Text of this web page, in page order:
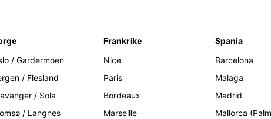
/ Gardermoen
/ Flesland
/ Sola
/ Langnes
Frankrike
Nice
Paris
Bordeaux
Marseille
Spania
Barcelona
Malaga
Madrid
Mallorca